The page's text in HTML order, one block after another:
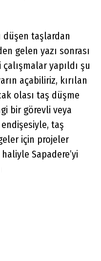
düşen taşlardan
gelen yazı sonrası
yapıldı şu
açabiliriz, kırılan
olası taş düşme
bir görevli veya
taş
için projeler
Sapadere’yi